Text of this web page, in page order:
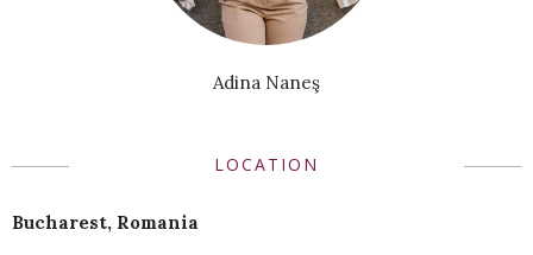
Adina Naneş
LOCATION
Bucharest, Romania